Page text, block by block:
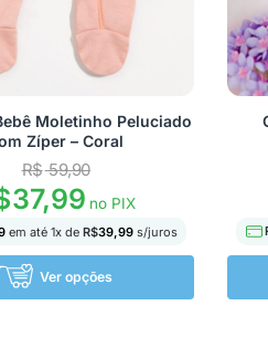
Moletinho Peluciado
Zíper – Coral
R$59,90
37,99 no PIX
em até 1x de R$39,99s/juros
Ver opções